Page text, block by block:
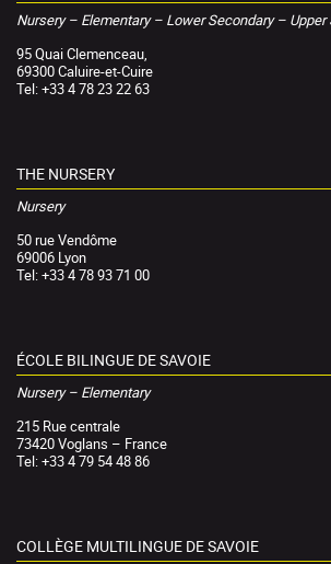
Nursery – Elementary – Lower Secondary – Upper
95 Quai Clemenceau,
69300 Caluire-et-Cuire
Tel: +33 4 78 23 22 63
THE NURSERY
Nursery
50 rue Vendôme
69006 Lyon
Tel: +33 4 78 93 71 00
ÉCOLE BILINGUE DE SAVOIE
Nursery – Elementary
215 Rue centrale
73420 Voglans – France
Tel: +33 4 79 54 48 86
COLLÈGE MULTILINGUE DE SAVOIE